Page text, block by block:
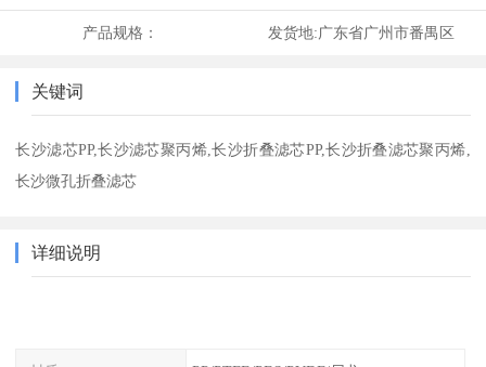
产品规格： 发货地:广东省广州市番禺区
关键词
长沙滤芯PP,长沙滤芯聚丙烯,长沙折叠滤芯PP,长沙折叠滤芯聚丙烯,
长沙微孔折叠滤芯
详细说明